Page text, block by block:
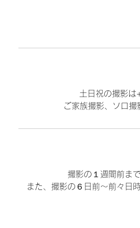
土日祝の撮影
撮影の１週間前ま
また、撮影の６日前〜前々日